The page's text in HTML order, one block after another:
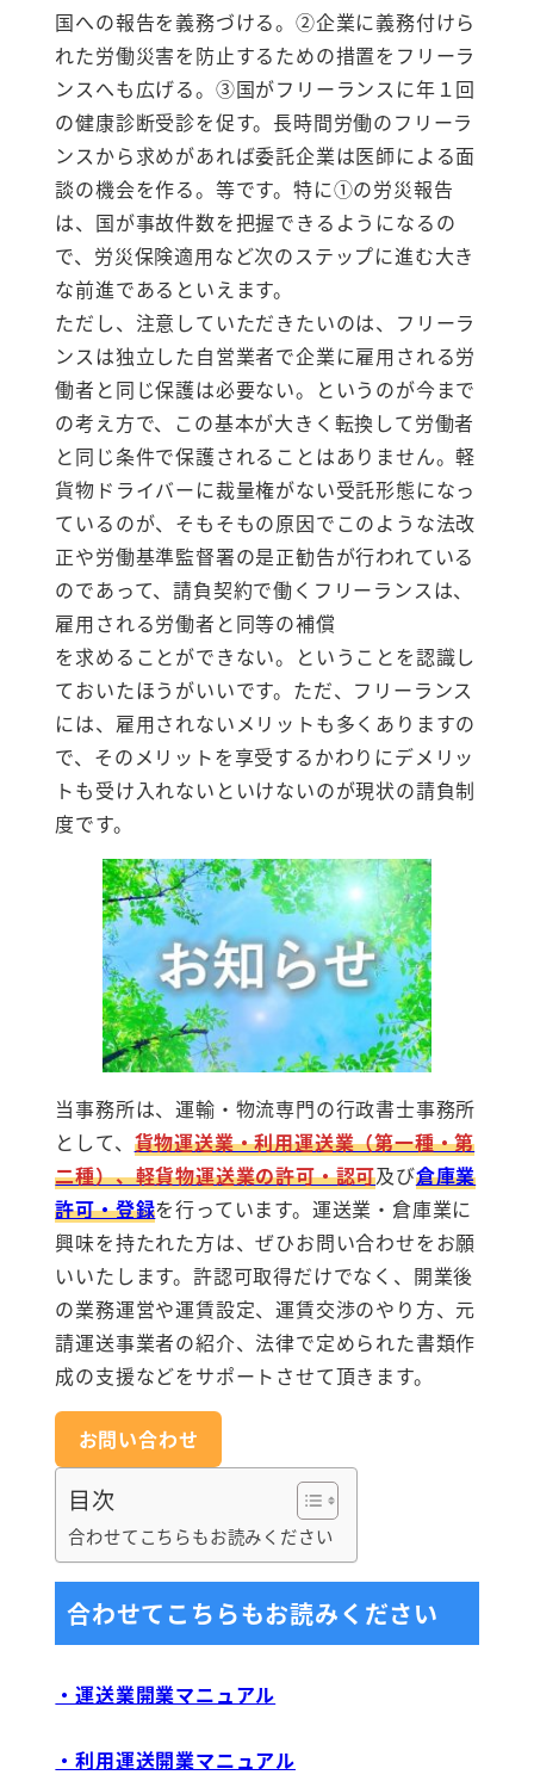
国への報告を義務づける。②企業に義務付けら
れた労働災害を防止するための措置をフリーラ
ンスへも広げる。③国がフリーランスに年１回
の健康診断受診を促す。長時間労働のフリーラ
ンスから求めがあれば委託企業は医師による面
談の機会を作る。等です。特に①の労災報告
は、国が事故件数を把握できるようになるの
で、労災保険適用など次のステップに進む大き
な前進であるといえます。
ただし、注意していただきたいのは、フリーラ
ンスは独立した自営業者で企業に雇用される労
働者と同じ保護は必要ない。というのが今まで
の考え方で、この基本が大きく転換して労働者
と同じ条件で保護されることはありません。軽
貨物ドライバーに裁量権がない受託形態になっ
ているのが、そもそもの原因でこのような法改
正や労働基準監督署の是正勧告が行われている
のであって、請負契約で働くフリーランスは、
雇用される労働者と同等の補償
を求めることができない。ということを認識し
ておいたほうがいいです。ただ、フリーランス
には、雇用されないメリットも多くありますの
で、そのメリットを享受するかわりにデメリッ
トも受け入れないといけないのが現状の請負制
度です。
当事務所は、運輸・物流専門の行政書士事務所
として、 貨物運送業・利用運送業（第一種・第
二種）、軽貨物運送業の許可・認可及び倉庫業
許可・登録を行っています。運送業・倉庫業に
興味を持たれた方は、ぜひお問い合わせをお願
いいたします。許認可取得だけでなく、開業後
の業務運営や運賃設定、運賃交渉のやり方、元
請運送事業者の紹介、法律で定められた書類作
成の支援などをサポートさせて頂きます。
お問い合わせ
目次
合わせてこちらもお読みください
合わせてこちらもお読みください
・運送業開業マニュアル
・利用運送開業マニュアル